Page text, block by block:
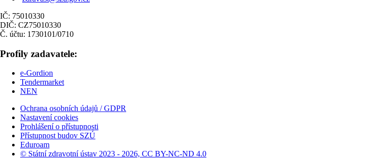
IČ: 75010330
DIČ: CZ75010330
Č. účtu: 1730101/0710
Profily zadavatele:
e-Gordion
Tendermarket
NEN
Ochrana osobních údajů / GDPR
Nastavení cookies
Prohlášení o přístupnosti
Přístupnost budov SZÚ
Eduroam
© Státní zdravotní ústav 2023 - 2026, CC BY-NC-ND 4.0